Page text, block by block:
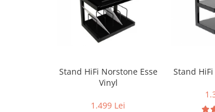
Stand HiFi Norstone Esse
Vinyl
1.499 Lei
Stand